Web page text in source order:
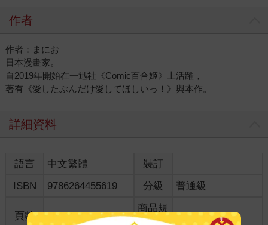
作者
作者：まにお
日本漫畫家。
自2019年開始在一迅社《Comic百合姬》上活躍，
著有《愛したぶんだけ愛してほしいっ！》與本作。
詳細資料
語言 中文繁體
裝訂
ISBN
9786264455619 分級 普通級
頁數 164
商品規
18*12.7*1.10